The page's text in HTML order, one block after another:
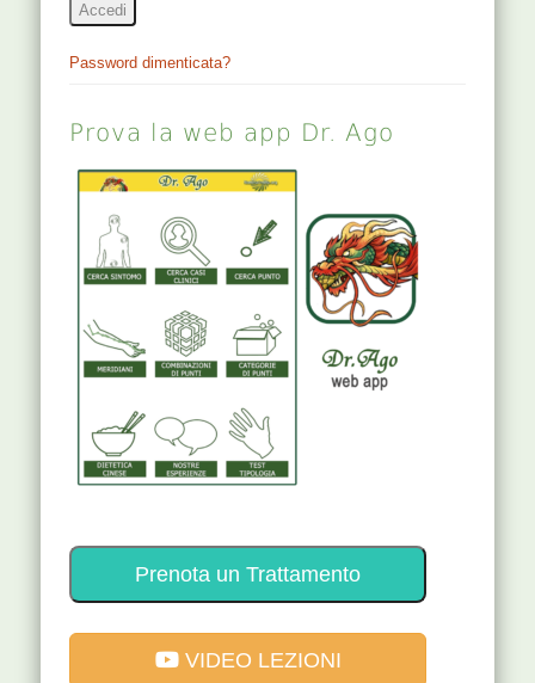
Accedi
Password dimenticata?
Prova la web app Dr. Ago
Prenota un Trattamento
VIDEO LEZIONI